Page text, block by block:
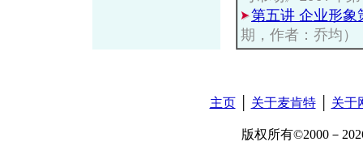
第五讲 企业形象
期，作者：乔均）
主页│ 关于麦肯特│ 关于
版权所有©2000－